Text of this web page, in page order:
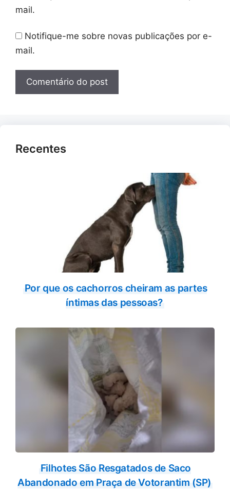
mail.
Notifique-me sobre novas publicações por e-
mail.
Recentes
Por que os cachorros cheiram as partes
íntimas das pessoas?
Filhotes São Resgatados de Saco
Abandonado em Praça de Votorantim (SP)